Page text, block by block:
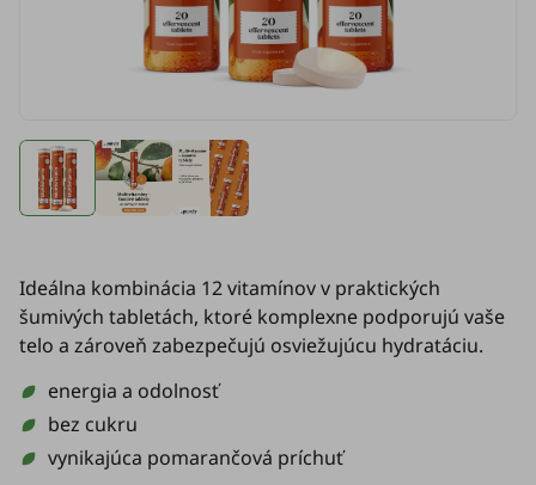
Ideálna kombinácia 12 vitamínov v praktických
šumivých tabletách, ktoré komplexne podporujú vaše
telo a zároveň zabezpečujú osviežujúcu hydratáciu.
energia a odolnosť
bez cukru
vynikajúca pomarančová príchuť